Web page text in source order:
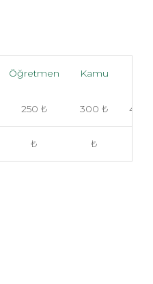
Öğretmen Kamu
250 ₺ 300 ₺ 400
₺ ₺